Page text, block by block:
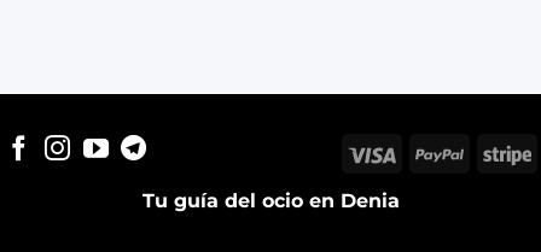
Tu guía del ocio en Denia
Visa PayPal